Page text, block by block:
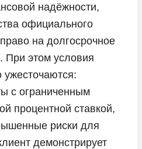
надёжности,
официального
на долгосрочное
При этом условия
ужесточаются:
с ограниченным
процентной ставкой,
риски для
демонстрирует